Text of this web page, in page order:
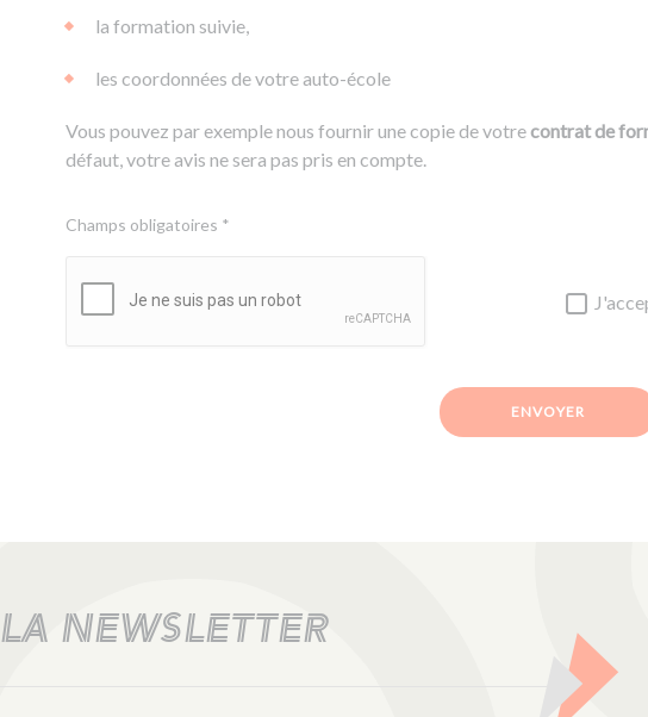
la formation suivie,
les coordonnées de votre auto-école
Vous pouvez par exemple nous fournir une copie de votrecontrat de
défaut, votre avis ne sera pas pris en compte.
Champs obligatoires *
ENVOYER
LA NEWSLETTER